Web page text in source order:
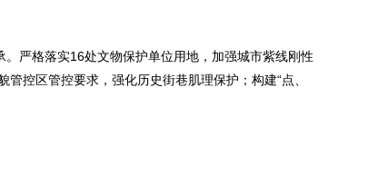
严格落实16处文物保护单位用地，加强城市紫线刚性
控区管控要求，强化历史街巷肌理保护；构建“点、